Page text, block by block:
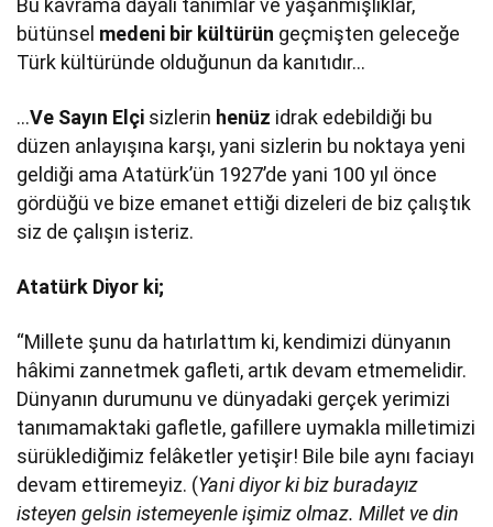
Bu kavrama dayalı tanımlar ve yaşanmışlıklar,
bütünsel medeni bir kültürün geçmişten geleceğe
Türk kültüründe olduğunun da kanıtıdır…
…Ve Sayın Elçi sizlerin henüz idrak edebildiği bu
düzen anlayışına karşı, yani sizlerin bu noktaya yeni
geldiği ama Atatürk’ün 1927’de yani 100 yıl önce
gördüğü ve bize emanet ettiği dizeleri de biz çalıştık
siz de çalışın isteriz.
Atatürk Diyor ki;
“Millete şunu da hatırlattım ki, kendimizi dünyanın
hâkimi zannetmek gafleti, artık devam etmemelidir.
Dünyanın durumunu ve dünyadaki gerçek yerimizi
tanımamaktaki gafletle, gafillere uymakla milletimizi
sürüklediğimiz felâketler yetişir! Bile bile aynı faciayı
devam ettiremeyiz. (Yani diyor ki biz buradayız
isteyen gelsin istemeyenle işimiz olmaz. Millet ve din